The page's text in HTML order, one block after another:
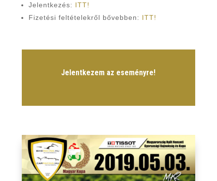
Jelentkezés: ITT!
Fizetési feltételekről bővebben: ITT!
Jelentkezem az eseményre!